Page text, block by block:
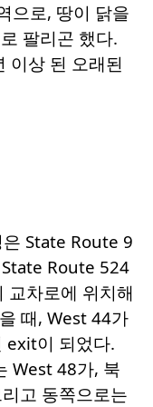
으로, 땅이 닭을
팔리곤 했다.
이상 된 오래된
State Route 9
Route 524
차로에 위치해
때, West 44가
exit이 되었다.
West 48가, 북
고 동쪽으로는